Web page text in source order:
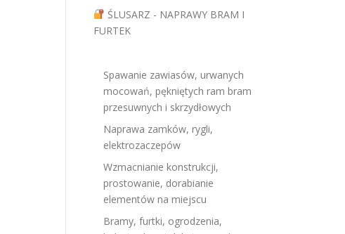
ŚLUSARZ - NAPRAWY BRAM I
FURTEK
Spawanie zawiasów, urwanych
mocowań, pękniętych ram bram
przesuwnych i skrzydłowych
Naprawa zamków, rygli,
elektrozaczepów
Wzmacnianie konstrukcji,
prostowanie, dorabianie
elementów na miejscu
Bramy, furtki, ogrodzenia,